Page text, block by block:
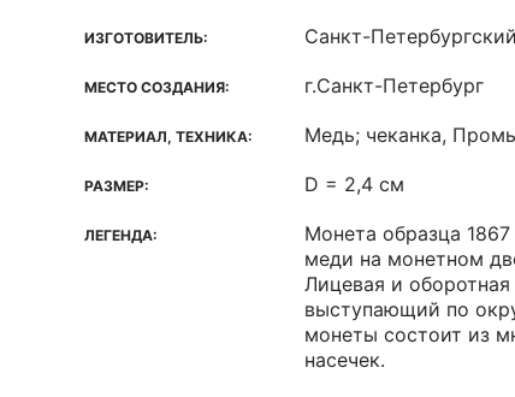
ИЗГОТОВИТЕЛЬ: Санкт-
МЕСТО СОЗДАНИЯ: г.Санкт-Петербург
МАТЕРИАЛ, ТЕХНИКА: Медь; чеканка,
РАЗМЕР: D = 2,4 см
ЛЕГЕНДА:
Монета образца 1867
меди на монетном
Лицевая и
выступающий по
монеты состоит из
насечек.